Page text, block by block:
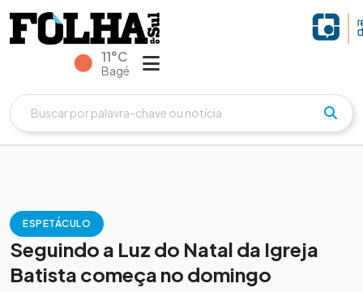
11°C
Bagé
ESPETÁCULO
Seguindo a Luz do Natal da Igreja
Batista começa no domingo